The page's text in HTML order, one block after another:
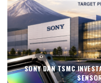
SONY DAN TSMC